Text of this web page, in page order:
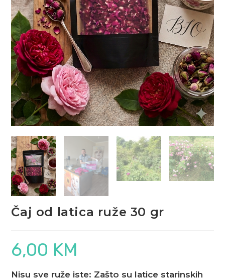
Čaj od latica ruže 30 gr
6,00 KM
Nisu sve ruže iste: Zašto su latice starinskih